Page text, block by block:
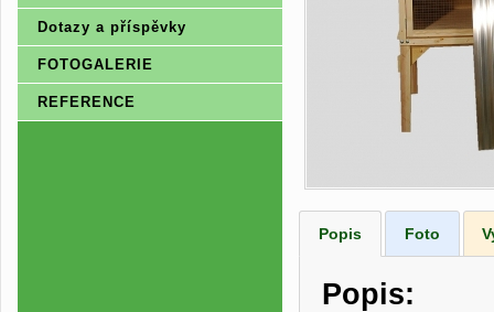
Dotazy a příspěvky
FOTOGALERIE
REFERENCE
Popis Foto
Popis: